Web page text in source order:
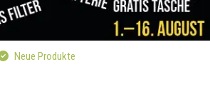
Neue Produkte